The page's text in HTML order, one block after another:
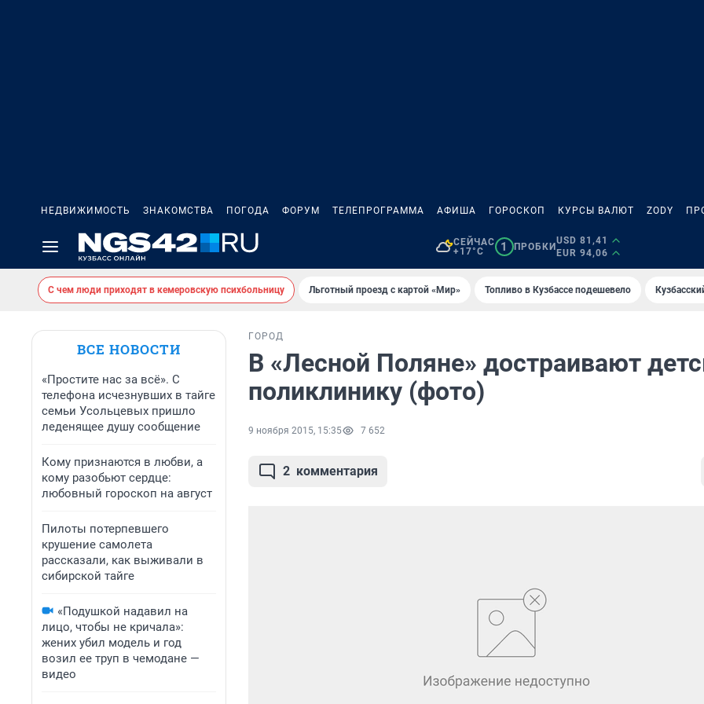
НЕДВИЖИМОСТЬ ЗНАКОМСТВА ПОГОДА ФОРУМ ТЕЛЕПРОГРАММА АФИША ГОРОСКОП КУРСЫ ВАЛЮТ ZODY
СЕЙЧАС
+17°C
1 ПРОБКИ
USD 81,41
EUR 94,06
С чем люди приходят в кемеровскую психбольницу Льготный проезд с картой «Мир» Топливо в Кузбассе подешевело
ВСЕ НОВОСТИ
«Простите нас за всё». С
телефона исчезнувших в тайге
семьи Усольцевых пришло
леденящее душу сообщение
Кому признаются в любви, а
кому разобьют сердце:
любовный гороскоп на август
Пилоты потерпевшего
крушение самолета
рассказали, как выживали в
сибирской тайге
«Подушкой надавил на
лицо, чтобы не кричала»:
жених убил модель и год
возил ее труп в чемодане —
видео
ГОРОД
В «Лесной Поляне» достраивают
поликлинику (фото)
9 ноября 2015, 15:35 7 652
2 комментария